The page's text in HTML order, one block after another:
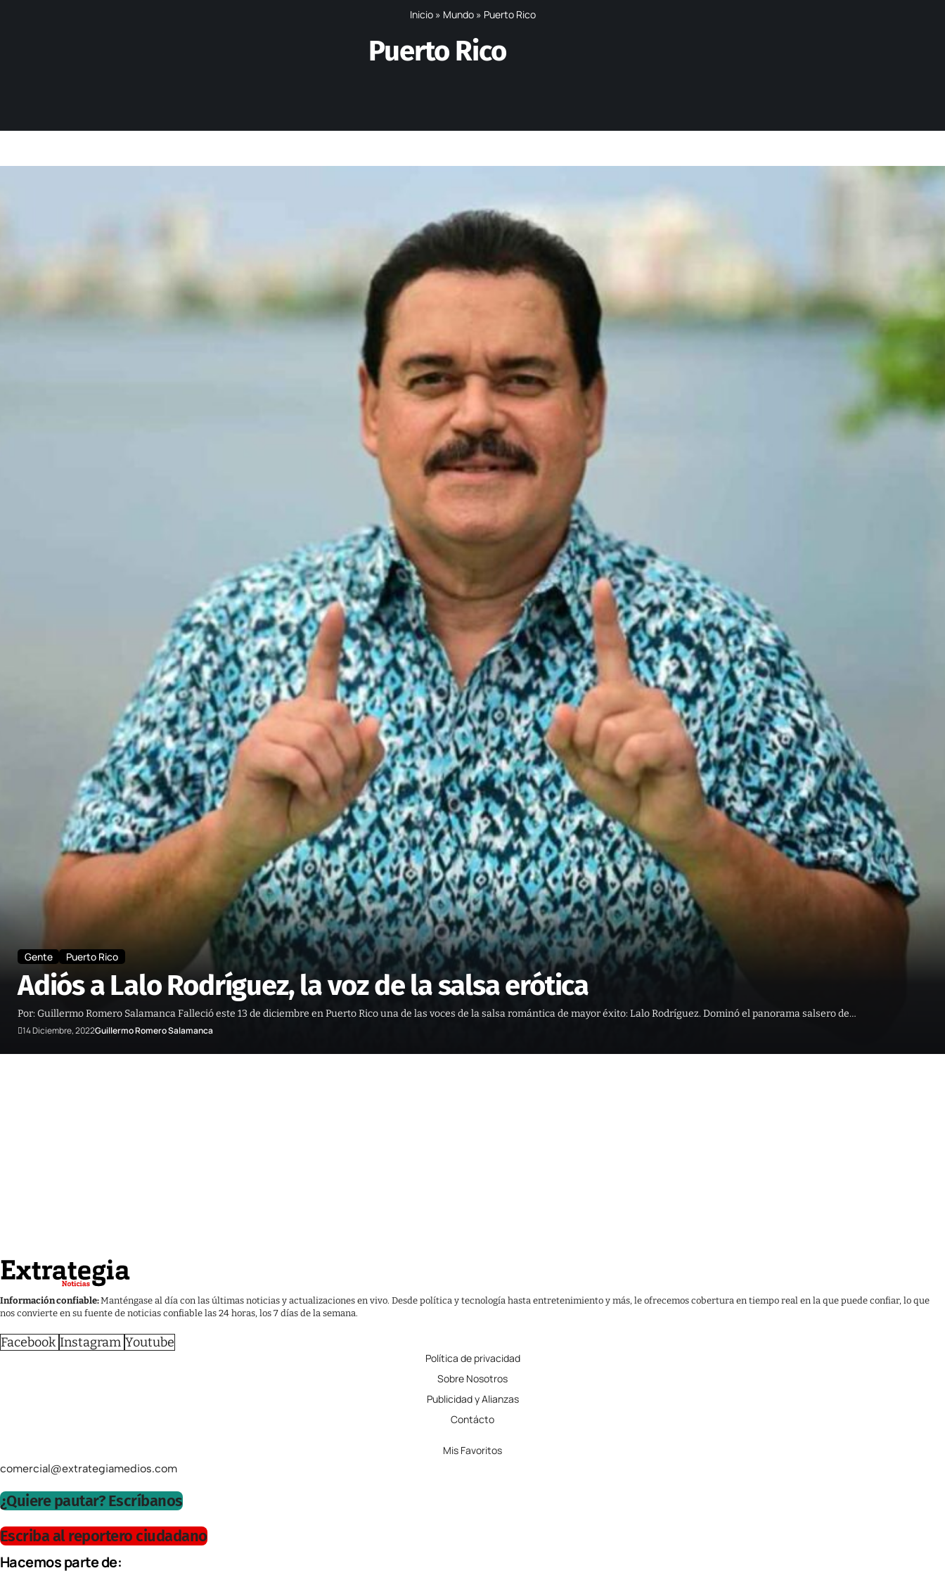
Inicio» Mundo» Puerto Rico
Puerto Rico
Gente Puerto Rico
Adiós a Lalo Rodríguez, la voz de la salsa erótica
Por: Guillermo Romero Salamanca Falleció este 13 de diciembre en Puerto Rico una de las voces de la salsa romántica de mayor éxito: Lalo Rodríguez. Dominó el panorama salsero de…
14 Diciembre, 2022Guillermo Romero Salamanca
Información confiable:Manténgase al día con las últimas noticias y actualizaciones en vivo. Desde política y tecnología hasta entretenimiento y más, le ofrecemos cobertura en tiempo real en la que puede confiar, lo que
nos convierte en su fuente de noticias confiable las 24 horas, los 7 días de la semana.
Facebook Instagram Youtube
Política de privacidad
Sobre Nosotros
Publicidad y Alianzas
Contácto
Mis Favoritos
comercial@extrategiamedios.com
¿Quiere pautar? Escríbanos
Escriba al reportero ciudadano
Hacemos parte de: